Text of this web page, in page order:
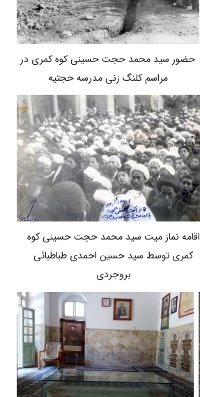
حضور سید محمد حجت حسینی کوه کمری در
مراسم کلنگ زنی مدرسه حجتیه
اقامه نماز میت سید محمد حجت حسینی کوه
کمری توسط سید حسین احمدی طباطبائی
بروجردی